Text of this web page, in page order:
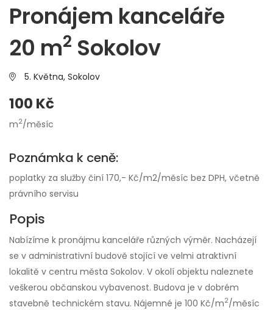
Pronájem kanceláře
20 m2 Sokolov
5. Května, Sokolov
100 Kč
m2/měsíc
Poznámka k ceně:
poplatky za služby činí 170,- Kč/m2/měsíc bez DPH, včetně
právního servisu
Popis
Nabízíme k pronájmu kanceláře různých výměr. Nacházejí
se v administrativní budově stojící ve velmi atraktivní
lokalitě v centru města Sokolov. V okolí objektu naleznete
veškerou občanskou vybavenost. Budova je v dobrém
stavebně technickém stavu. Nájemné je 100 Kč/m2/měsíc